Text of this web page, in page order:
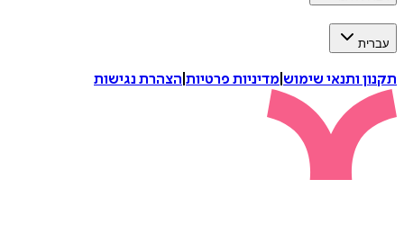
עברית
תקנון ותנאי שימוש מדיניות פרטיות הצהרת נגישות